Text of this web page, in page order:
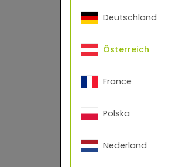
Deutschland
Österreich
France
Polska
Nederland